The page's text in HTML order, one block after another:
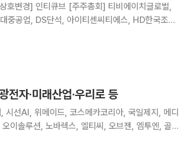
중공업, DS단석, 아이티센씨티에스, HD한국조선
자·미래산업·우리로 등
선AI, 위메이드, 코스메카코리아, 국일제지, 메디
이솔루션, 노바렉스, 엘티씨, 오브젠, 엠투엔, 골프